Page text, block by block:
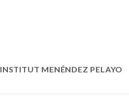
INSTITUT MENÉNDEZ PELAYO